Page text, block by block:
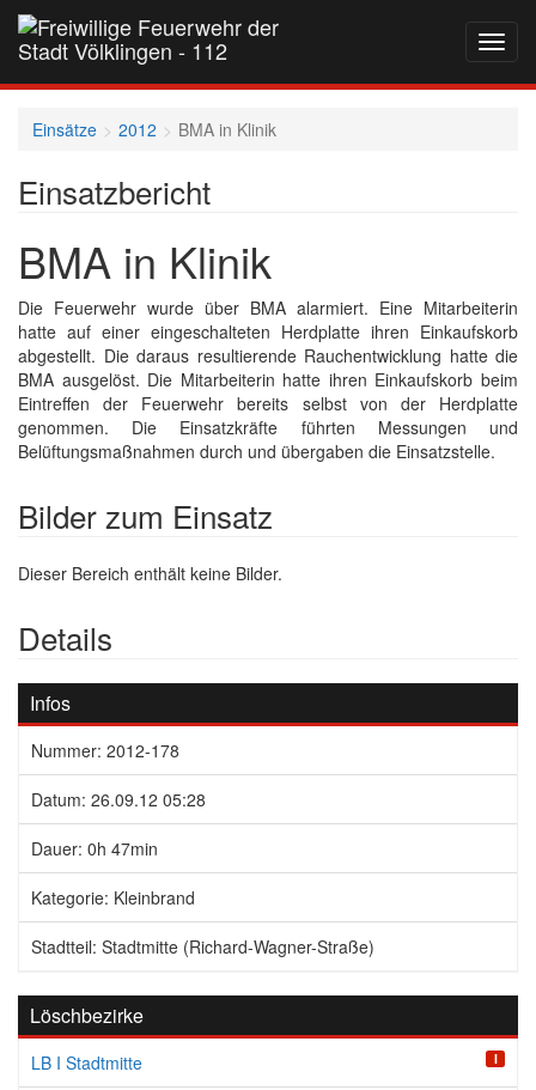
auf-
und
Einsätze 2012 BMA in Klinik
Einsatzbericht
BMA in Klinik
Die Feuerwehr wurde über BMA alarmiert. Eine Mitarbeiterin
hatte auf einer eingeschalteten Herdplatte ihren Einkaufskorb
abgestellt. Die daraus resultierende Rauchentwicklung hatte die
BMA ausgelöst. Die Mitarbeiterin hatte ihren Einkaufskorb beim
Eintreffen der Feuerwehr bereits selbst von der Herdplatte
genommen. Die Einsatzkräfte führten Messungen und
Belüftungsmaßnahmen durch und übergaben die Einsatzstelle.
Bilder zum Einsatz
Dieser Bereich enthält keine Bilder.
Details
Infos
Nummer: 2012-178
Datum: 26.09.12 05:28
Dauer: 0h 47min
Kategorie: Kleinbrand
Stadtteil: Stadtmitte (Richard-Wagner-Straße)
Löschbezirke
LB I Stadtmitte I